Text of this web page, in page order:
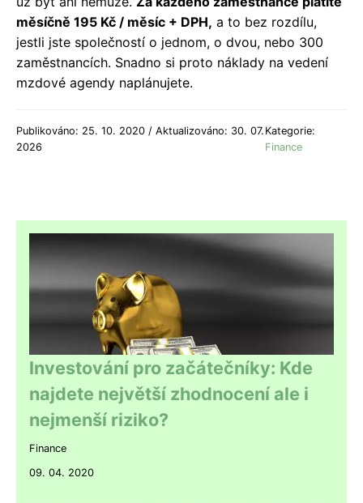
měsíčně 195 Kč / měsíc + DPH, a to bez rozdílu,
jestli jste společností o jednom, o dvou, nebo 300
zaměstnancích. Snadno si proto náklady na vedení
mzdové agendy naplánujete.
Publikováno: 25. 10. 2020 / Aktualizováno: 30. 07.
2026
Kategorie:
Finance
Investování pro začátečníky: Kde
najdete největší zhodnocení ale i
nejmenší riziko?
Finance
09. 04. 2020